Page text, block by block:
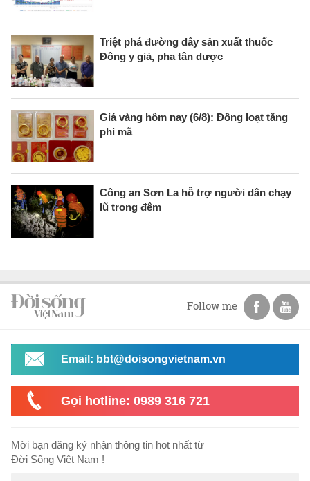
Triệt phá đường dây sản xuất thuốc
Đông y giả, pha tân dược
Giá vàng hôm nay (6/8): Đồng loạt tăng
phi mã
Công an Sơn La hỗ trợ người dân chạy
lũ trong đêm
Follow me
Email: bbt@doisongvietnam.vn
Gọi hotline: 0989 316 721
Mời bạn đăng ký nhận thông tin hot nhất từ
Đời Sống Việt Nam !